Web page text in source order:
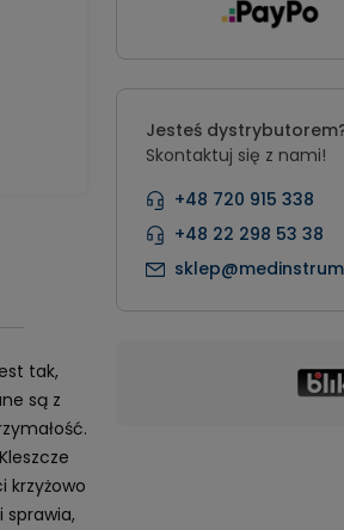
tak,
są z
krzyżowo
Jesteś
Skontaktuj się z nami!
+48 720 915 338
+48 22 298 53 38